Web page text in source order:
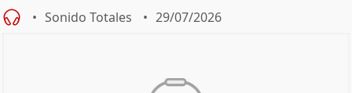
Sonido Totales 29/07/2026